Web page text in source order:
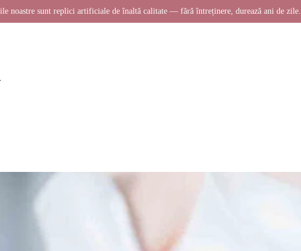
noastre sunt replici artificiale de înaltă calitate — fără întreținere, durează ani de zile.